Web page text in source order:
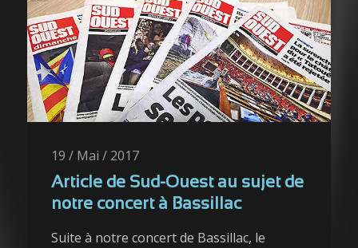
19 / Mai / 2017
Article de Sud-Ouest au sujet de
notre concert à Bassillac
Suite à notre concert de Bassillac, le